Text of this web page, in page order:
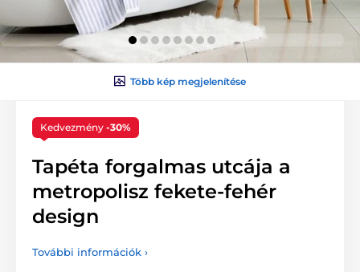
Több kép megjelenítése
Kedvezmény -30%
Tapéta forgalmas utcája a
metropolisz fekete-fehér
design
További információk ›